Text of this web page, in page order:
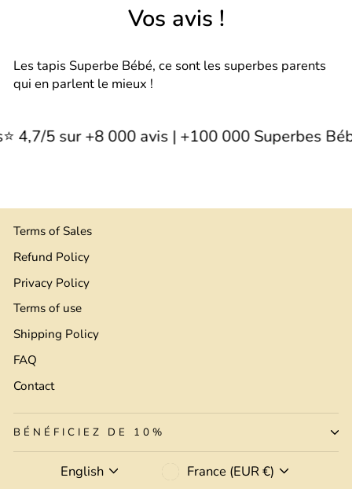
Vos avis !
Les tapis Superbe Bébé, ce sont les superbes parents
qui en parlent le mieux !
4,7/5 sur +8 000 avis | +100 000 Superbes
Terms of Sales
Refund Policy
Privacy Policy
Terms of use
Shipping Policy
FAQ
Contact
BÉNÉFICIEZ DE 10%
Language
English Currency
France (EUR €)